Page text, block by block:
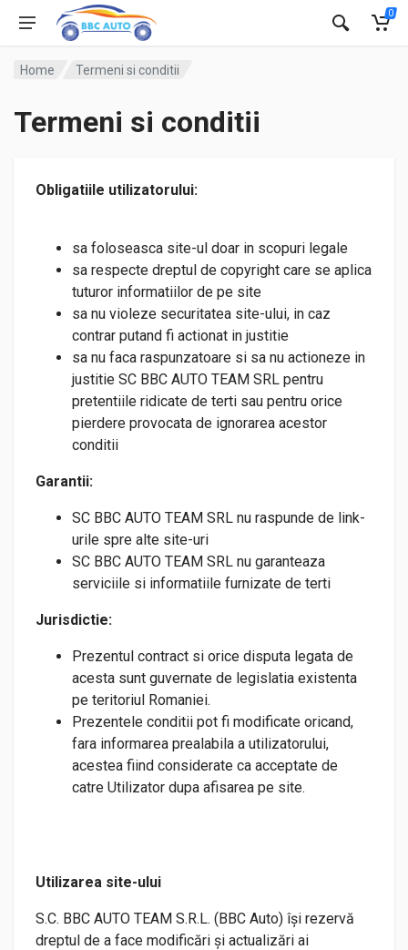
0
Home Termeni si conditii
Termeni si conditii
Obligatiile utilizatorului:
sa foloseasca site-ul doar in scopuri legale
sa respecte dreptul de copyright care se aplica
tuturor informatiilor de pe site
sa nu violeze securitatea site-ului, in caz
contrar putand fi actionat in justitie
sa nu faca raspunzatoare si sa nu actioneze in
justitie SC BBC AUTO TEAM SRL pentru
pretentiile ridicate de terti sau pentru orice
pierdere provocata de ignorarea acestor
conditii
Garantii:
SC BBC AUTO TEAM SRL nu raspunde de link-
urile spre alte site-uri
SC BBC AUTO TEAM SRL nu garanteaza
serviciile si informatiile furnizate de terti
Jurisdictie:
Prezentul contract si orice disputa legata de
acesta sunt guvernate de legislatia existenta
pe teritoriul Romaniei.
Prezentele conditii pot fi modificate oricand,
fara informarea prealabila a utilizatorului,
acestea fiind considerate ca acceptate de
catre Utilizator dupa afisarea pe site.
Utilizarea site-ului
S.C. BBC AUTO TEAM S.R.L. (BBC Auto) își rezervă
dreptul de a face modificări și actualizări ai